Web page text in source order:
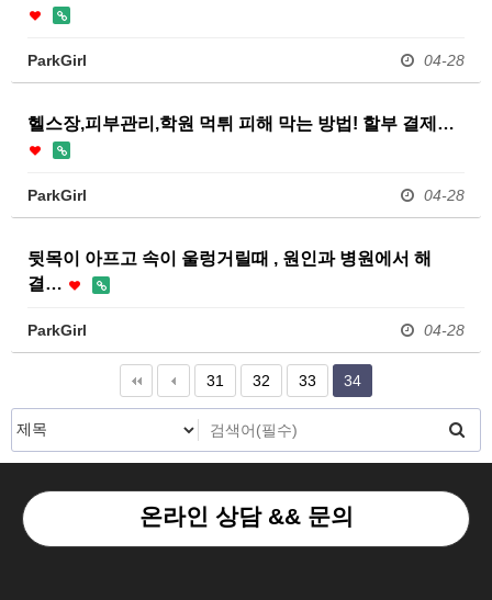
ParkGirl 04-28
헬스장,피부관리,학원 먹튀 피해 막는 방법! 할부 결제…
ParkGirl 04-28
뒷목이 아프고 속이 울렁거릴때 , 원인과 병원에서 해
결…
ParkGirl 04-28
31 32 33 34
온라인 상담 && 문의